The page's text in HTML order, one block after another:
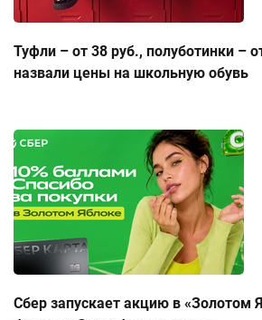
Туфли – от 38 руб., полуботинки –
назвали цены на школьную обувь
Сбер запускает акцию в «Золотом